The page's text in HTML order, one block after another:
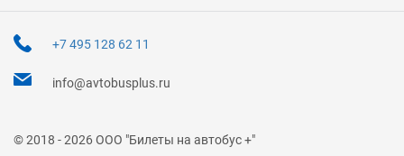
+7 495 128 62 11
info@avtobusplus.ru
© 2018 - 2026 ООО "Билеты на автобус +"